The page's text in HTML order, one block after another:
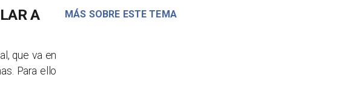
MÁS SOBRE ESTE TEMA
A
que va en
Para ello